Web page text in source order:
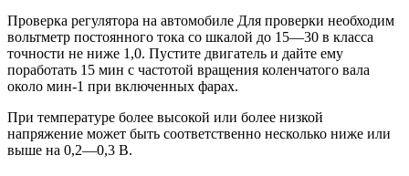
Проверка регулятора на автомобиле Для проверки необходим
вольтметр постоянного тока со шкалой до 15—30 в класса
точности не ниже 1,0. Пустите двигатель и дайте ему
поработать 15 мин с частотой вращения коленчатого вала
около мин-1 при включенных фарах.
При температуре более высокой или более низкой
напряжение может быть соответственно несколько ниже или
выше на 0,2—0,3 В.